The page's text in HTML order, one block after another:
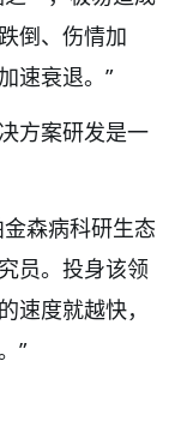
倒、伤情加
速衰退。”
方案研发是一
森病科研生态
员。投身该领
速度就越快，
”